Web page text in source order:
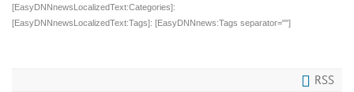
[EasyDNNnewsLocalizedText:Categories]:
[EasyDNNnewsLocalizedText:Tags]: [EasyDNNnews:Tags separator=""]
RSS